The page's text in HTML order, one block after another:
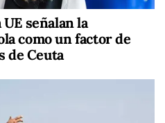
señalan la
como un factor de
de Ceuta